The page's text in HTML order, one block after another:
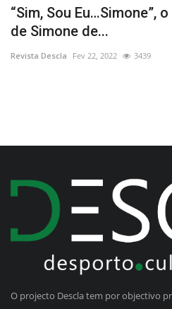
“Sim, Sou Eu…Simone”,
de Simone de...
Revista Descla Fev 22, 2022 3439
O projecto Descla tem por objectivo